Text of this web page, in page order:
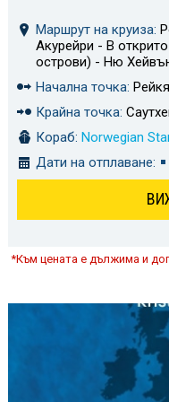
Маршрут на круиза:
Акурейри - В
острови) - Ню
Начална точка:
Крайна точка:
Кораб: Norwegian
Дати на отплаване:
*Към цената е дължима и